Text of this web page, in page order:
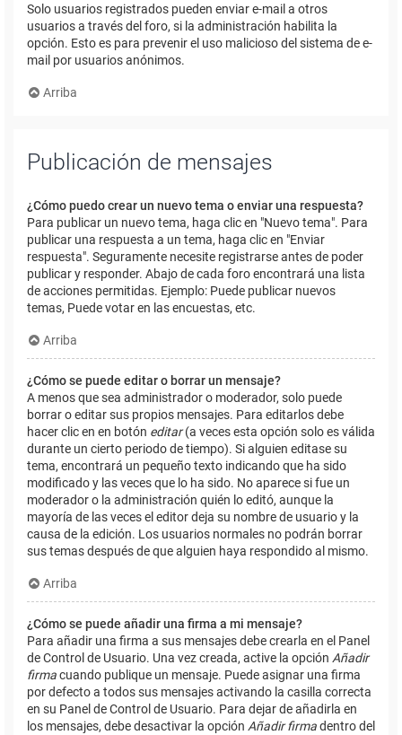
Solo usuarios registrados pueden enviar e-mail a otros
usuarios a través del foro, si la administración habilita la
opción. Esto es para prevenir el uso malicioso del sistema de e-
mail por usuarios anónimos.
Arriba
Publicación de mensajes
¿Cómo puedo crear un nuevo tema o enviar una respuesta?
Para publicar un nuevo tema, haga clic en "Nuevo tema". Para
publicar una respuesta a un tema, haga clic en "Enviar
respuesta". Seguramente necesite registrarse antes de poder
publicar y responder. Abajo de cada foro encontrará una lista
de acciones permitidas. Ejemplo: Puede publicar nuevos
temas, Puede votar en las encuestas, etc.
Arriba
¿Cómo se puede editar o borrar un mensaje?
A menos que sea administrador o moderador, solo puede
borrar o editar sus propios mensajes. Para editarlos debe
hacer clic en en botón editar(a veces esta opción solo es válida
durante un cierto periodo de tiempo). Si alguien editase su
tema, encontrará un pequeño texto indicando que ha sido
modificado y las veces que lo ha sido. No aparece si fue un
moderador o la administración quién lo editó, aunque la
mayoría de las veces el editor deja su nombre de usuario y la
causa de la edición. Los usuarios normales no podrán borrar
sus temas después de que alguien haya respondido al mismo.
Arriba
¿Cómo se puede añadir una firma a mi mensaje?
Para añadir una firma a sus mensajes debe crearla en el Panel
de Control de Usuario. Una vez creada, active la opción Añadir
firmacuando publique un mensaje. Puede asignar una firma
por defecto a todos sus mensajes activando la casilla correcta
en su Panel de Control de Usuario. Para dejar de añadirla en
los mensajes, debe desactivar la opción Añadir firmadentro del